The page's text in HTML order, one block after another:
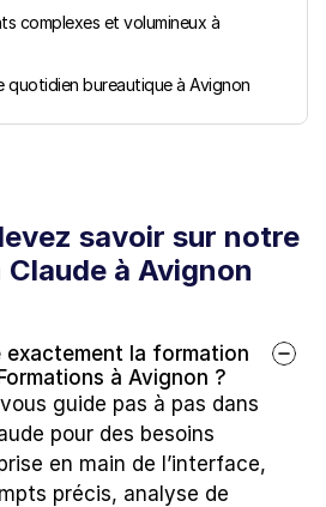
complexes et volumineux à
quotidien bureautique à Avignon
savoir sur notre
à Avignon
exactement la formation
à Avignon ?
guide pas à pas dans
pour des besoins
en main de l’interface,
précis, analyse de